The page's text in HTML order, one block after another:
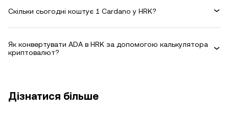
Скільки сьогодні коштує 1 Cardano у HRK?
Як конвертувати ADA в HRK за допомогою калькулятора
криптовалют?
Дізнатися більше